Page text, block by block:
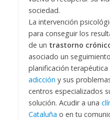
sociedad.
La intervención
para conseguir los
de un trastorno
asociado un
planificación
adicción y sus
centros especializados
solución. Acudir a una
Cataluña o en tu